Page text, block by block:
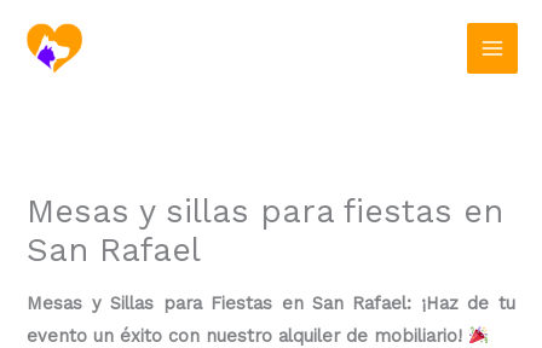
contenido
Mesas y sillas para fiestas en
San Rafael
Mesas y Sillas para Fiestas en San Rafael: ¡Haz de tu
evento un éxito con nuestro alquiler de mobiliario!